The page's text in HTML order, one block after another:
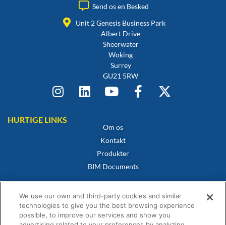
Send os en Besked
Unit 2 Genesis Business Park
Albert Drive
Sheerwater
Woking
Surrey
GU21 5RW
HURTIGE LINKS
Om os
Kontakt
Produkter
BIM Documents
POLITIKKER
Cookiepolitik
Privatlivspolitik
Privatlivspolitik
We use our own and third-party cookies and similar
technologies to give you the best browsing experience
possible, to improve our services and show you